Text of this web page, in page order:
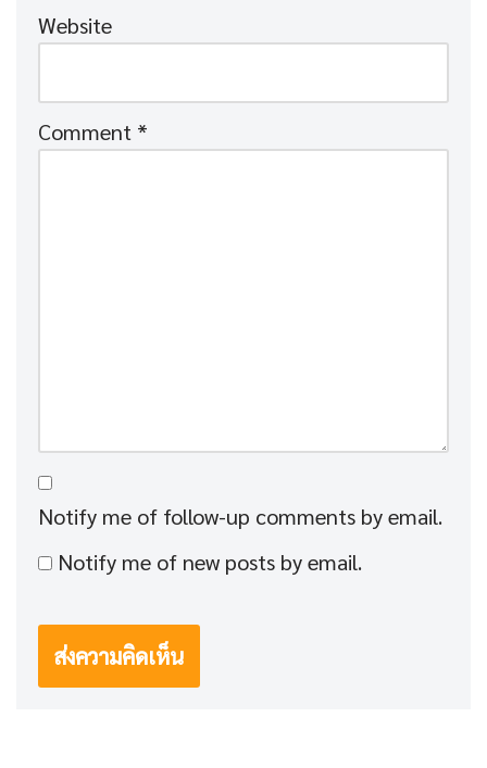
Website
Comment *
Notify me of follow-up comments by email.
Notify me of new posts by email.